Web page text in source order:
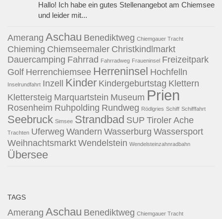
Hallo! Ich habe ein gutes Stellenangebot am Chiemsee
und leider mit...
Amerang Aschau Benediktweg Chiemgauer Tracht
Chieming Chiemseemaler Christkindlmarkt
Dauercamping Fahrrad Fahrradweg Fraueninsel Freizeitpark
Golf Herrenchiemsee Herreninsel Hochfelln
Inselrundfahrt Inzell Kinder Kindergeburtstag Klettern
Klettersteig Marquartstein Museum Prien
Rosenheim Ruhpolding Rundweg Rödlgries Schiff Schifffahrt
Seebruck Simsee Strandbad SUP Tiroler Ache
Trachten Uferweg Wandern Wasserburg Wassersport
Weihnachtsmarkt Wendelstein Wendelsteinzahnradbahn
Übersee
TAGS
Amerang Aschau Benediktweg Chiemgauer Tracht